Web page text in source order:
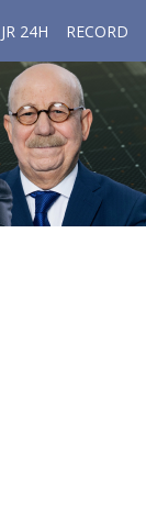
JR 24H RECORD